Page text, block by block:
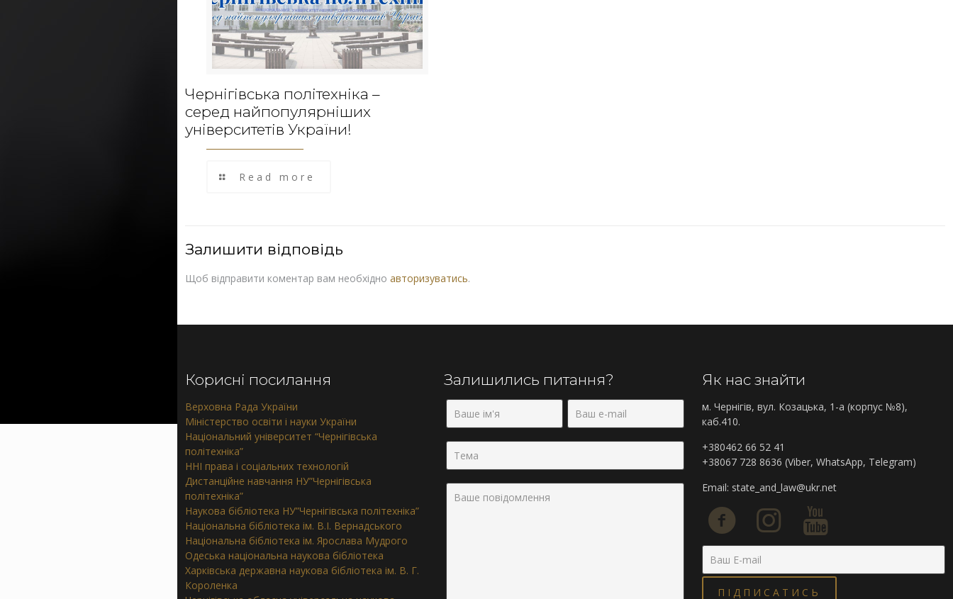
Чернігівська політехніка –
серед найпопулярніших
університетів України!
Read more
Залишити відповідь
Щоб відправити коментар вам необхідно авторизуватись.
Корисні посилання
Верховна Рада України
Міністерство освіти і науки України
Національний університет “Чернігівська
політехніка”
ННІ права і соціальних технологій
Дистанційне навчання НУ”Чернігівська
політехніка”
Наукова бібліотека НУ”Чернігівська політехніка”
Національна бібліотека ім. В.І. Вернадського
Національна бібліотека ім. Ярослава Мудрого
Одеська національна наукова бібліотека
Харківська державна наукова бібліотека ім. В. Г.
Короленка
Залишились питання? Як нас знайти
м. Чернігів, вул. Козацька, 1-а (корпус №8),
каб.410.
+380462 66 52 41
+38067 728 8636 (Viber, WhatsApp, Telegram)
Email: state_and_law@ukr.net